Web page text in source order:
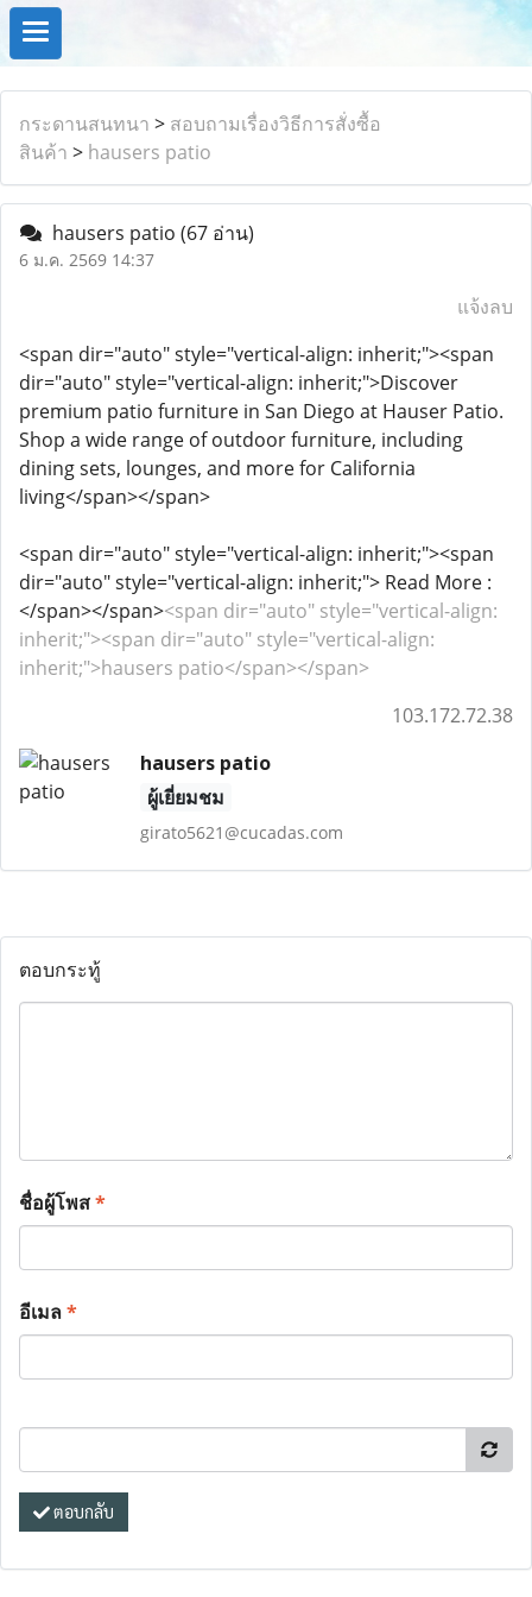
กระดานสนทนา > สอบถามเรื่องวิธีการสั่งซื้อ
สินค้า > hausers patio
hausers patio (67 อ่าน)
6 ม.ค. 2569 14:37
แจ้งลบ
<span dir="auto" style="vertical-align: inherit;"><span
dir="auto" style="vertical-align: inherit;">Discover
premium patio furniture in San Diego at Hauser Patio.
Shop a wide range of outdoor furniture, including
dining sets, lounges, and more for California
living</span></span>
<span dir="auto" style="vertical-align: inherit;"><span
dir="auto" style="vertical-align: inherit;"> Read More :
</span></span><span dir="auto" style="vertical-align:
inherit;"><span dir="auto" style="vertical-align:
inherit;">hausers patio</span></span>
103.172.72.38
hausers patio
ผู้เยี่ยมชม
girato5621@cucadas.com
ตอบกระทู้
ชื่อผู้โพส*
อีเมล*
ตอบกลับ